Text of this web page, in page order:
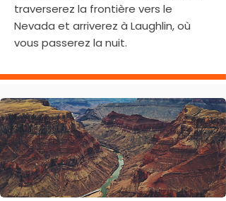
traverserez la frontière vers le
Nevada et arriverez à Laughlin, où
vous passerez la nuit.